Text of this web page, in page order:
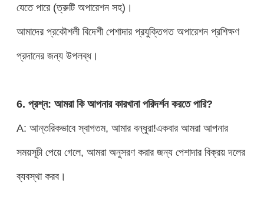
যেতে পারে (ত্রুটি অপারেশন সহ)।
আমাদের প্রকৌশলী বিদেশী পেশাদার প্রযুক্তিগত অপারেশন প্রশিক্ষণ
প্রদানের জন্য উপলব্ধ।
6. প্রশ্ন: আমরা কি আপনার কারখানা পরিদর্শন করতে পারি?
A: আন্তরিকভাবে স্বাগতম, আমার বন্ধুরা!একবার আমরা আপনার
সময়সূচী পেয়ে গেলে, আমরা অনুসরণ করার জন্য পেশাদার বিক্রয় দলের
ব্যবস্থা করব।